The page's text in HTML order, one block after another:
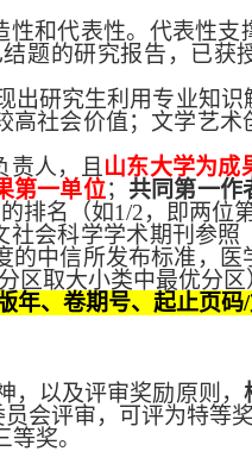
和代表性。代表性支
题的研究报告，已获
研究生利用专业知
社会价值；文学艺
责人，且 山东大学为成
第一单位； 共同第一作
排名（如1/2，即两位
会科学学术期刊参照
的中信所发布标准，医
区取大小类中最优分区
年、卷期号、起止页码/
以及评审奖励原则，
会评审，可评为特等
奖。